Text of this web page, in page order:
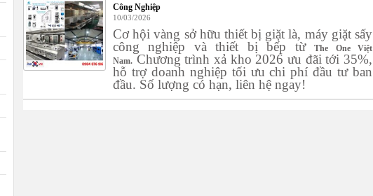
Công Nghiệp
10/03/2026
Cơ hội vàng sở hữu thiết bị giặt là, máy giặt sấy
công nghiệp và thiết bị bếp từThe One Việt
Nam. Chương trình xả kho 2026 ưu đãi tới 35%,
hỗ trợ doanh nghiệp tối ưu chi phí đầu tư ban
đầu. Số lượng có hạn, liên hệ ngay!